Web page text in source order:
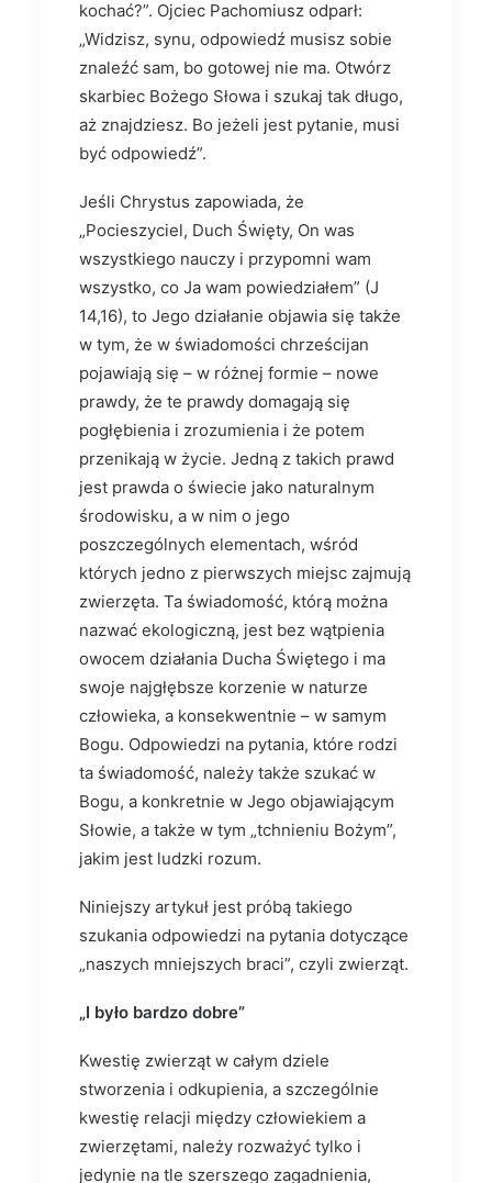
kochać?”. Ojciec Pachomiusz odparł:
„Widzisz, synu, odpowiedź musisz sobie
znaleźć sam, bo gotowej nie ma. Otwórz
skarbiec Bożego Słowa i szukaj tak długo,
aż znajdziesz. Bo jeżeli jest pytanie, musi
być odpowiedź”.
Jeśli Chrystus zapowiada, że
„Pocieszyciel, Duch Święty, On was
wszystkiego nauczy i przypomni wam
wszystko, co Ja wam powiedziałem” (J
14,16), to Jego działanie objawia się także
w tym, że w świadomości chrześcijan
pojawiają się – w różnej formie – nowe
prawdy, że te prawdy domagają się
pogłębienia i zrozumienia i że potem
przenikają w życie. Jedną z takich prawd
jest prawda o świecie jako naturalnym
środowisku, a w nim o jego
poszczególnych elementach, wśród
których jedno z pierwszych miejsc zajmują
zwierzęta. Ta świadomość, którą można
nazwać ekologiczną, jest bez wątpienia
owocem działania Ducha Świętego i ma
swoje najgłębsze korzenie w naturze
człowieka, a konsekwentnie – w samym
Bogu. Odpowiedzi na pytania, które rodzi
ta świadomość, należy także szukać w
Bogu, a konkretnie w Jego objawiającym
Słowie, a także w tym „tchnieniu Bożym”,
jakim jest ludzki rozum.
Niniejszy artykuł jest próbą takiego
szukania odpowiedzi na pytania dotyczące
„naszych mniejszych braci”, czyli zwierząt.
„I było bardzo dobre”
Kwestię zwierząt w całym dziele
stworzenia i odkupienia, a szczegól­nie
kwestię relacji między człowiekiem a
zwierzętami, należy rozważyć tylko i
jedynie na tle szerszego zagadnienia,